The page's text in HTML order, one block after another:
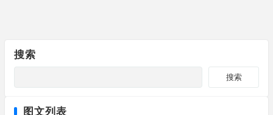
搜索
搜索
图文列表